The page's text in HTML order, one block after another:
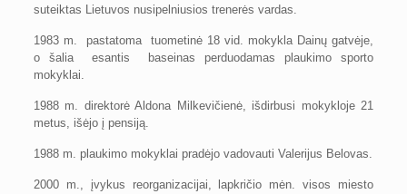
suteiktas Lietuvos nusipelniusios trenerės vardas.
1983 m. pastatoma tuometinė 18 vid. mokykla Dainų gatvėje,
o šalia esantis baseinas perduodamas plaukimo sporto
mokyklai.
1988 m. direktorė Aldona Milkevičienė, išdirbusi mokykloje 21
metus, išėjo į pensiją.
1988 m. plaukimo mokyklai pradėjo vadovauti Valerijus Belovas.
2000 m., įvykus reorganizacijai, lapkričio mėn. visos miesto